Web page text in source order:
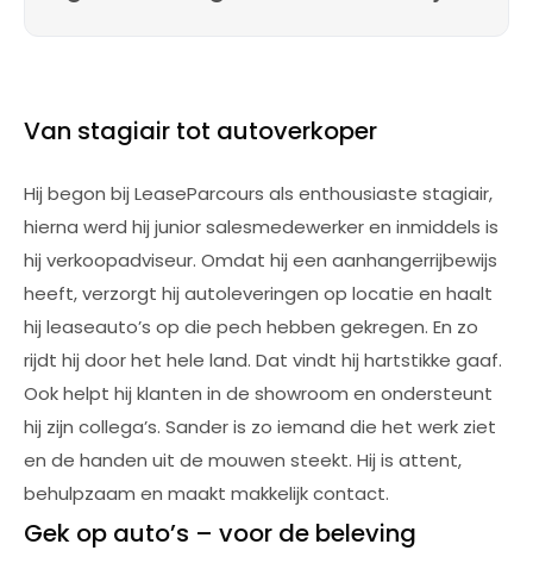
Van stagiair tot autoverkoper
Hij begon bij LeaseParcours als enthousiaste stagiair,
hierna werd hij junior salesmedewerker en inmiddels is
hij verkoopadviseur. Omdat hij een aanhangerrijbewijs
heeft, verzorgt hij autoleveringen op locatie en haalt
hij leaseauto’s op die pech hebben gekregen. En zo
rijdt hij door het hele land. Dat vindt hij hartstikke gaaf.
Ook helpt hij klanten in de showroom en ondersteunt
hij zijn collega’s. Sander is zo iemand die het werk ziet
en de handen uit de mouwen steekt. Hij is attent,
behulpzaam en maakt makkelijk contact.
Gek op auto’s – voor de beleving